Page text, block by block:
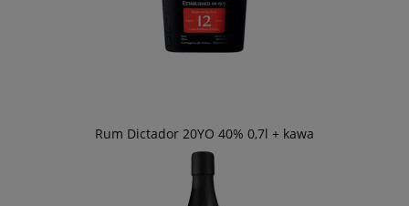
Rum Dictador 20YO 40% 0,7l + kawa